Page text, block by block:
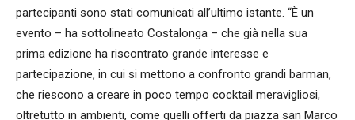
partecipanti sono stati comunicati all’ultimo istante. “È un
evento – ha sottolineato Costalonga – che già nella sua
prima edizione ha riscontrato grande interesse e
partecipazione, in cui si mettono a confronto grandi barman,
che riescono a creare in poco tempo cocktail meravigliosi,
oltretutto in ambienti, come quelli offerti da piazza san Marco